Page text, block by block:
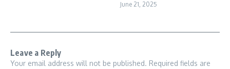
June 21, 2025
Leave a Reply
Your email address will not be published. Required fields are